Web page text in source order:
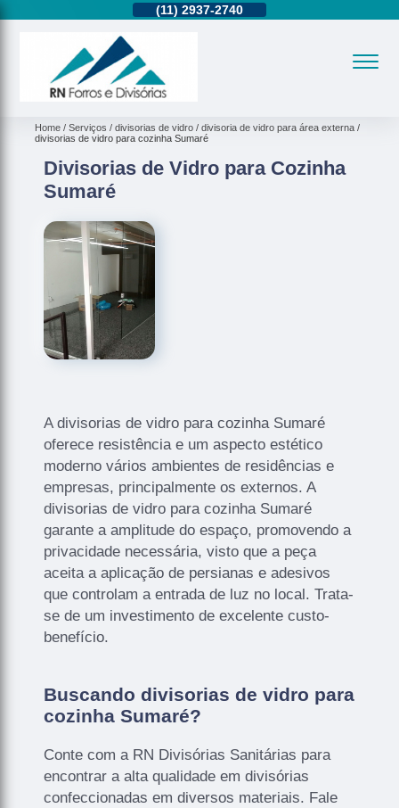
(11)2937-2740
Home Serviços divisorias de vidro
divisoria de vidro para área externa
divisorias de vidro para cozinha Sumaré
Divisorias de Vidro para Cozinha
Sumaré
A divisorias de vidro para cozinha Sumaré
oferece resistência e um aspecto estético
moderno vários ambientes de residências e
empresas, principalmente os externos. A
divisorias de vidro para cozinha Sumaré
garante a amplitude do espaço, promovendo a
privacidade necessária, visto que a peça
aceita a aplicação de persianas e adesivos
que controlam a entrada de luz no local. Trata-
se de um investimento de excelente custo-
benefício.
Buscando divisorias de vidro para
cozinha Sumaré?
Conte com a RN Divisórias Sanitárias para
encontrar a alta qualidade em divisórias
confeccionadas em diversos materiais. Fale